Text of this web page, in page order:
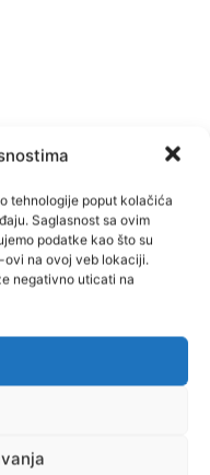
tehnologije poput kolačića
Saglasnost sa ovim
podatke kao što su
ovi na ovoj veb lokaciji.
negativno uticati na